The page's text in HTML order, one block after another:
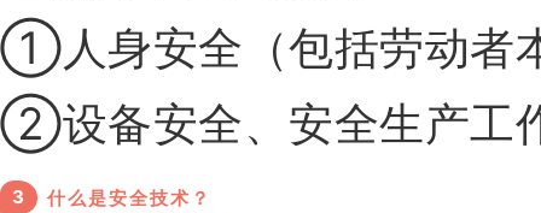
①人身安全（包括劳动者
②设备安全、安全生产工
3 什么是安全技术？